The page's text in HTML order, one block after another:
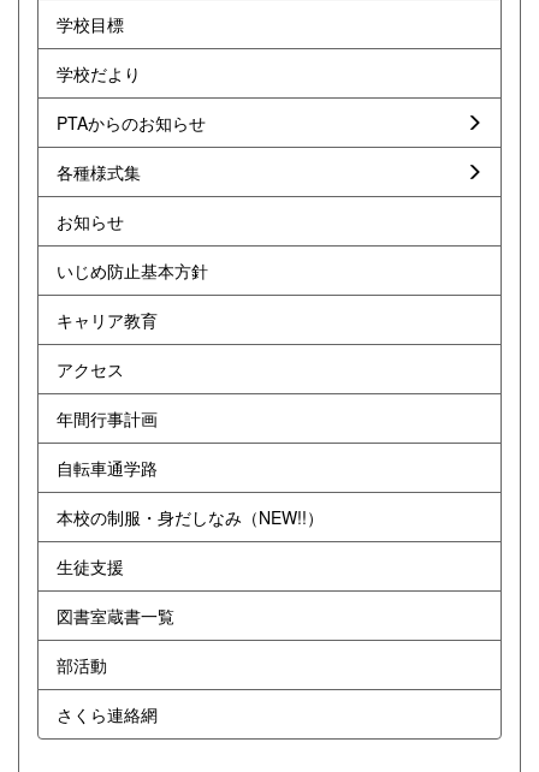
学校目標
学校だより
PTAからのお知らせ
各種様式集
お知らせ
いじめ防止基本方針
キャリア教育
アクセス
年間行事計画
自転車通学路
本校の制服・身だしなみ（NEW!!）
生徒支援
図書室蔵書一覧
部活動
さくら連絡網